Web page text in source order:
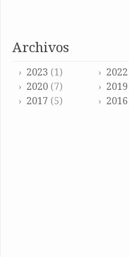
archivos
2023 (1) 2022
2020 (7) 2019
2017 (5) 2016